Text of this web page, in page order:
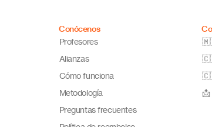
Conócenos
Profesores
Alianzas
Cómo funciona
Metodología
Preguntas frecuentes
📩